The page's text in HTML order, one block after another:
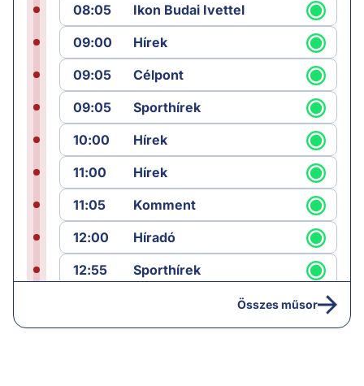
08:05
Ikon Budai Ivettel
09:00
Hírek
09:05
Célpont
09:05
Sporthírek
10:00
Hírek
11:00
Hírek
11:05
Komment
12:00
Híradó
12:55
Sporthírek
Összes műsor